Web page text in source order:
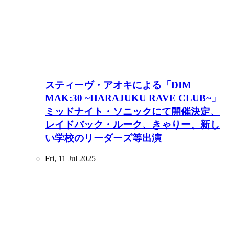
スティーヴ・アオキによる「DIM
MAK:30 ~HARAJUKU RAVE CLUB~」
ミッドナイト・ソニックにて開催決定、
レイドバック・ルーク、きゃりー、新し
い学校のリーダーズ等出演
Fri, 11 Jul 2025